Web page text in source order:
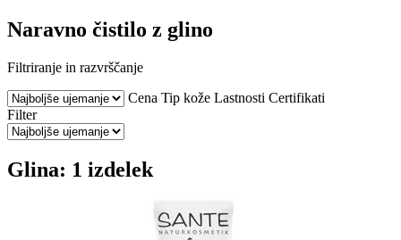
Naravno čistilo z glino
Filtriranje in razvrščanje
Cena Tip kože Lastnosti Certifikati
Filter
Glina: 1 izdelek